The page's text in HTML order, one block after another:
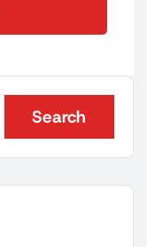
Search
Search